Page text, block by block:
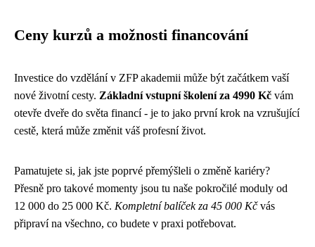
Ceny kurzů a možnosti financování
Investice do vzdělání v ZFP akademii může být začátkem vaší
nové životní cesty. Základní vstupní školení za 4990 Kč vám
otevře dveře do světa financí - je to jako první krok na vzrušující
cestě, která může změnit váš profesní život.
Pamatujete si, jak jste poprvé přemýšleli o změně kariéry?
Přesně pro takové momenty jsou tu naše pokročilé moduly od
12 000 do 25 000 Kč. Kompletní balíček za 45 000 Kčvás
připraví na všechno, co budete v praxi potřebovat.